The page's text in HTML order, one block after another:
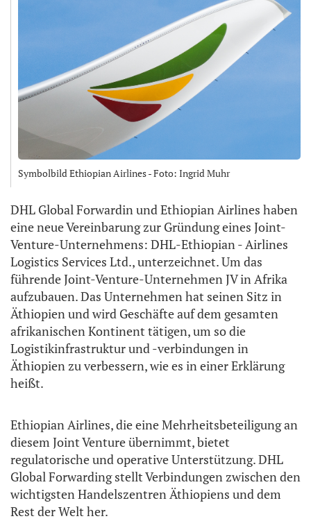
Symbolbild Ethiopian Airlines - Foto: Ingrid Muhr
DHL Global Forwardin und Ethiopian Airlines haben
eine neue Vereinbarung zur Gründung eines Joint-
Venture-Unternehmens: DHL-Ethiopian - Airlines
Logistics Services Ltd., unterzeichnet. Um das
führende Joint-Venture-Unternehmen JV in Afrika
aufzubauen. Das Unternehmen hat seinen Sitz in
Äthiopien und wird Geschäfte auf dem gesamten
afrikanischen Kontinent tätigen, um so die
Logistikinfrastruktur und -verbindungen in
Äthiopien zu verbessern, wie es in einer Erklärung
heißt.
Ethiopian Airlines, die eine Mehrheitsbeteiligung an
diesem Joint Venture übernimmt, bietet
regulatorische und operative Unterstützung. DHL
Global Forwarding stellt Verbindungen zwischen den
wichtigsten Handelszentren Äthiopiens und dem
Rest der Welt her.